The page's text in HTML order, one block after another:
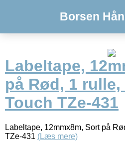
Borsen
Labeltape,
på Rød, 1
Touch TZe-431
Labeltape, 12mmx8m, Sort på
TZe-431 (Læs mere)